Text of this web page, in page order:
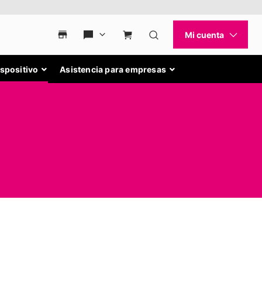
Asistencia para empresas